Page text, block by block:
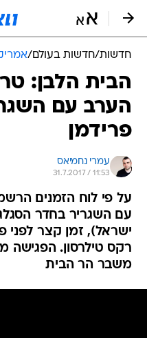
חדשות/חדשות בעולם/
הבית הלבן:
הערב עם
פרידמן
עמרי נחמיאס
31.7.2017 / 11:53
על פי לוח הזמנים
ישראל), זמן קצר לפני
רקס טילרסון. הפגישה
משבר הר הבית